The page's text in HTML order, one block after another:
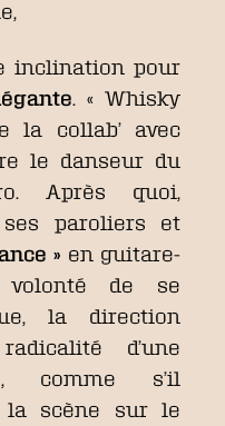
inclination pour
. « Whisky
la collab’ avec
le danseur du
Après quoi,
ses paroliers et
» en guitare-
volonté de se
la direction
d’une
comme s’il
la scène sur le